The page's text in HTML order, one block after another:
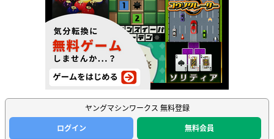
ヤングマシンワークス 無料登録
ログイン
無料会員